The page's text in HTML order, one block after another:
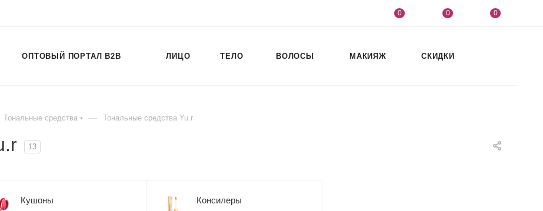
0 0 0
ОПТОВЫЙ ПОРТАЛ B2B ЛИЦО ТЕЛО ВОЛОСЫ МАКИЯЖ СКИДКИ
Тональные средства — Тональные средства Yu.r
13
Кушоны Консилеры